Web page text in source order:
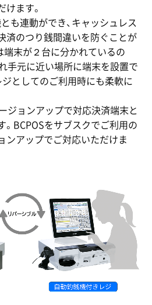
けます。
とも連動ができ、キャッシュレス
済のつり銭間違いを防ぐことが
端末が２台に分かれているの
手元に近い場所に端末を設置で
ジとしてのご利用時にも柔軟に
ジョンアップで対応決済端末と
。BCPOSをサブスクでご利用の
ンアップでご対応いただけま